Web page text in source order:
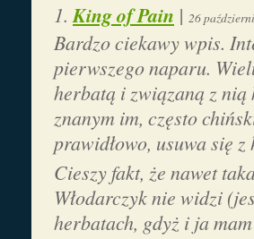
King of Pain | 26
Bardzo ciekawy wpis.
pierwszego naparu.
herbatą i związaną z
znanym im, często
prawidłowo, usuwa się
Cieszy fakt, że nawet
Włodarczyk nie widzi
herbatach, gdyż i ja